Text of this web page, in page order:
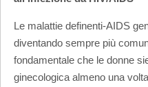
Le malattie definenti-AIDS
diventando sempre più
fondamentale che le donne
ginecologica almeno una